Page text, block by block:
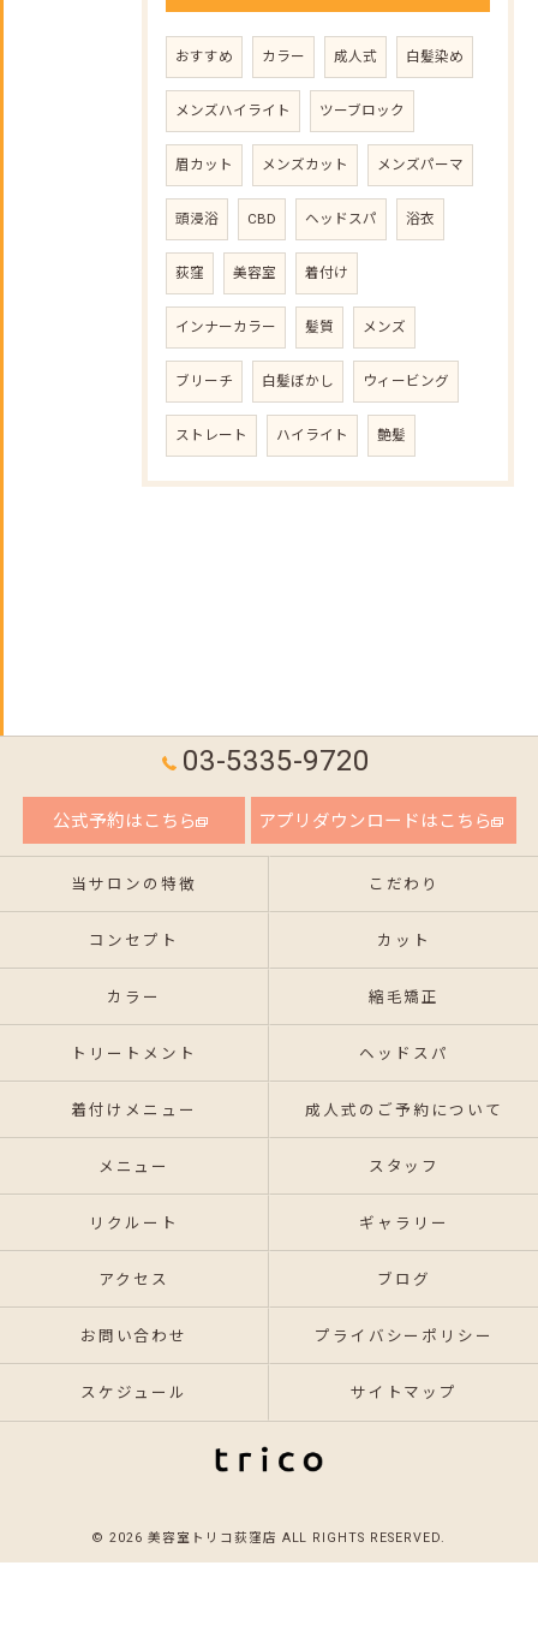
おすすめ カラー 成人式 白髪染め
メンズハイライト ツーブロック
眉カット メンズカット メンズパーマ
頭浸浴 CBD ヘッドスパ 浴衣
荻窪 美容室 着付け
インナーカラー 髪質 メンズ
ブリーチ 白髪ぼかし ウィービング
ストレート ハイライト 艶髪
03-5335-9720
公式予約はこちら アプリダウンロードはこちら
当サロンの特徴 こだわり
コンセプト カット
カラー 縮毛矯正
トリートメント ヘッドスパ
着付けメニュー 成人式のご予約について
メニュー スタッフ
リクルート ギャラリー
アクセス ブログ
お問い合わせ プライバシーポリシー
スケジュール サイトマップ
© 2026 美容室トリコ荻窪店 ALL RIGHTS RESERVED.